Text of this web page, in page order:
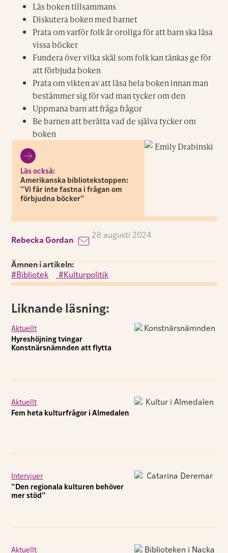
Läs boken tillsammans
Diskutera boken med barnet
Prata om varför folk är oroliga för att barn ska läsa
vissa böcker
Fundera över vilka skäl som folk kan tänkas ge för
att förbjuda boken
Prata om vikten av att läsa hela boken innan man
bestämmer sig för vad man tycker om den
Uppmana barn att fråga frågor
Be barnen att berätta vad de själva tycker om
boken
Läs också:
Amerikanska bibliotekstoppen:
”Vi får inte fastna i frågan om
förbjudna böcker”
Rebecka Gordan
28 augusti 2024
Ämnen i artikeln:
Bibliotek
Kulturpolitik
Liknande läsning:
Aktuellt
Hyreshöjning tvingar
Konstnärsnämnden att flytta
Aktuellt
Fem heta kulturfrågor i Almedalen
Intervjuer
”Den regionala kulturen behöver
mer stöd”
Aktuellt